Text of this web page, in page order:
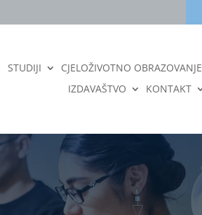
STUDIJI CJELOŽIVOTNO OBRAZOVANJE
IZDAVAŠTVO
KONTAKT